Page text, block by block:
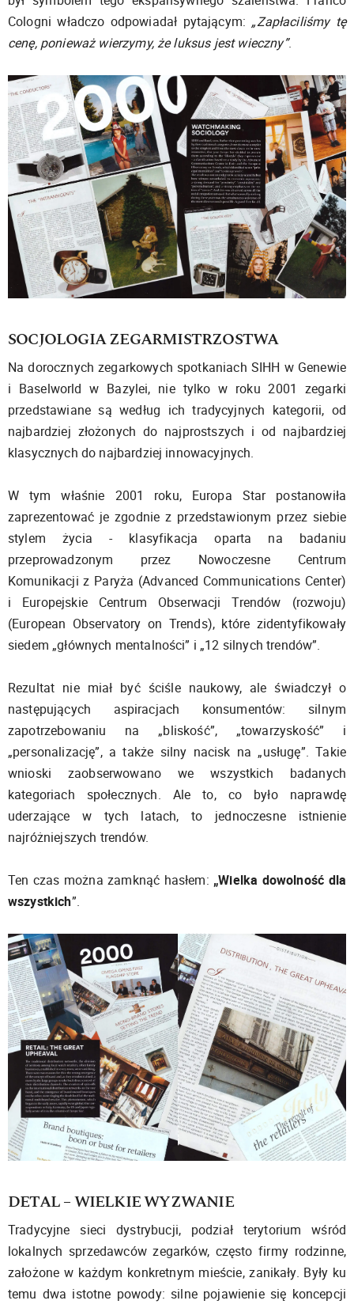
Cologni władczo odpowiadał pytającym: „Zapłaciliśmy tę
cenę, ponieważ wierzymy, że luksus jest wieczny”.
SOCJOLOGIA ZEGARMISTRZOSTWA
Na dorocznych zegarkowych spotkaniach SIHH w Genewie
i Baselworld w Bazylei, nie tylko w roku 2001 zegarki
przedstawiane są według ich tradycyjnych kategorii, od
najbardziej złożonych do najprostszych i od najbardziej
klasycznych do najbardziej innowacyjnych.
W tym właśnie 2001 roku, Europa Star postanowiła
zaprezentować je zgodnie z przedstawionym przez siebie
stylem życia - klasyfikacja oparta na badaniu
przeprowadzonym przez Nowoczesne Centrum
Komunikacji z Paryża (Advanced Communications Center)
i Europejskie Centrum Obserwacji Trendów (rozwoju)
(European Observatory on Trends), które zidentyfikowały
siedem „głównych mentalności” i „12 silnych trendów”.
Rezultat nie miał być ściśle naukowy, ale świadczył o
następujących aspiracjach konsumentów: silnym
zapotrzebowaniu na „bliskość”, „towarzyskość” i
„personalizację”, a także silny nacisk na „usługę”. Takie
wnioski zaobserwowano we wszystkich badanych
kategoriach społecznych. Ale to, co było naprawdę
uderzające w tych latach, to jednoczesne istnienie
najróżniejszych trendów.
Ten czas można zamknąć hasłem: „Wielka dowolność dla
wszystkich”.
DETAL – WIELKIE WYZWANIE
Tradycyjne sieci dystrybucji, podział terytorium wśród
lokalnych sprzedawców zegarków, często firmy rodzinne,
założone w każdym konkretnym mieście, zanikały. Były ku
temu dwa istotne powody: silne pojawienie się koncepcji